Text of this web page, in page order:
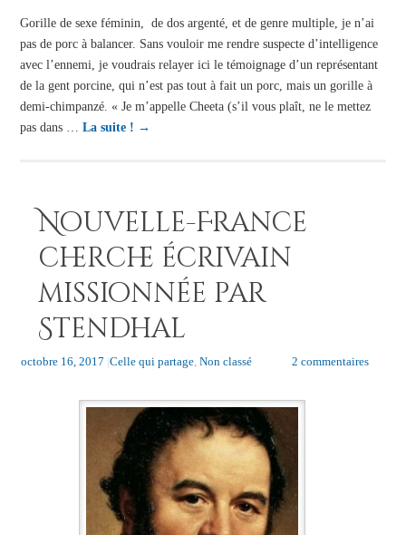
Gorille de sexe féminin, de dos argenté, et de genre multiple, je n’ai
pas de porc à balancer. Sans vouloir me rendre suspecte d’intelligence
avec l’ennemi, je voudrais relayer ici le témoignage d’un représentant
de la gent porcine, qui n’est pas tout à fait un porc, mais un gorille à
demi-chimpanzé. « Je m’appelle Cheeta (s’il vous plaît, ne le mettez
pas dans … La suite ! →
Nouvelle-France
cherche écrivain
missionnée par
Stendhal
octobre 16, 2017 |Celle qui partage, Non classé 2 commentaires